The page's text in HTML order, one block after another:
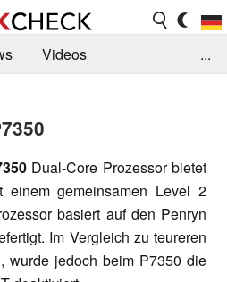
Videos
Suche
...
Dual-Core Prozessor bietet
einem gemeinsamen Level 2
basiert auf den Penryn
Im Vergleich zu teureren
wurde jedoch beim P7350 die